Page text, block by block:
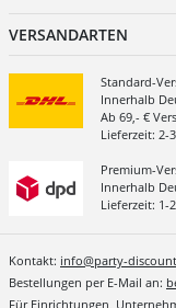
VERSANDARTEN
Standard-
Innerhalb
Ab 69,- €
Lieferzeit: 2-
Premium-
Innerhalb
Lieferzeit: 1-
Kontakt: info@party-
Bestellungen per E-Mail an:
Für Einrichtungen,